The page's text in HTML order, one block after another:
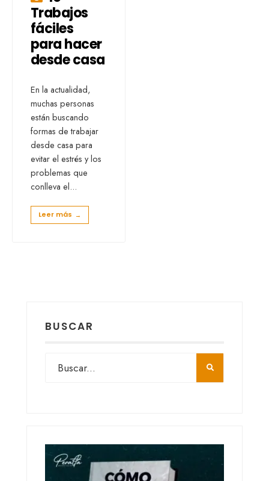
Trabajos
fáciles
para hacer
desde casa
En la actualidad,
muchas personas
están buscando
formas de trabajar
desde casa para
evitar el estrés y los
problemas que
conlleva el...
Leer más →
BUSCAR